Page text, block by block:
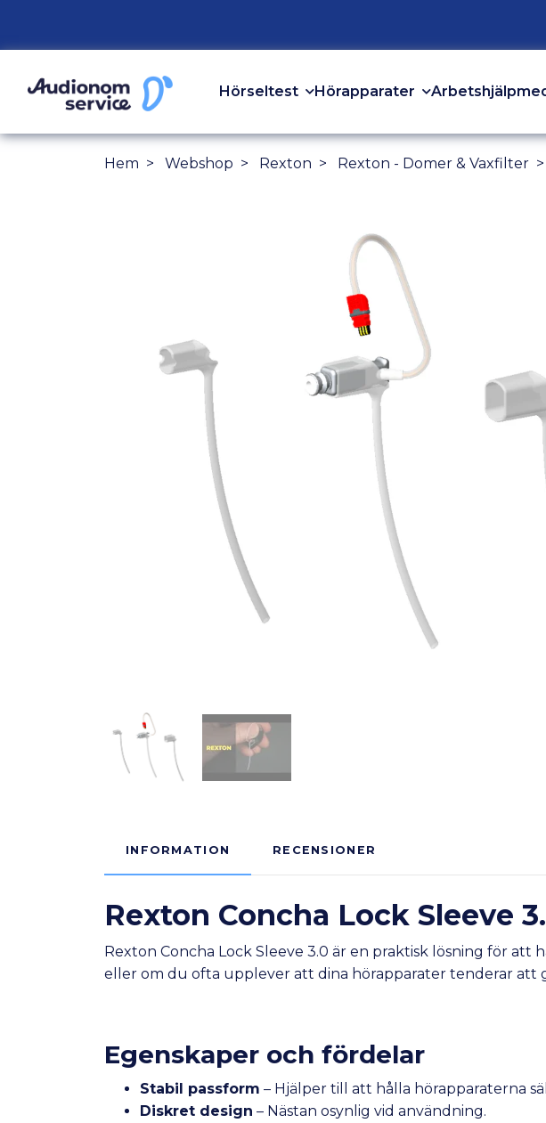
Hörseltest Hörapparater
Hem Webshop Rexton Rexton - Domer & Vaxfilter
INFORMATION RECENSIONER
Rexton Concha Lock Sleeve
Rexton Concha Lock Sleeve 3.0 är en praktisk lösning för
eller om du ofta upplever att dina hörapparater tenderar att
Egenskaper och fördelar
Stabil passform – Hjälper till att hålla hörapparaterna
Diskret design – Nästan osynlig vid användning.